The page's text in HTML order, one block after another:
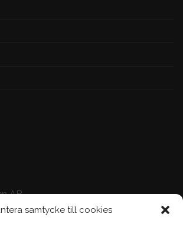
samtycke till cookies
AB
073-500 47 72